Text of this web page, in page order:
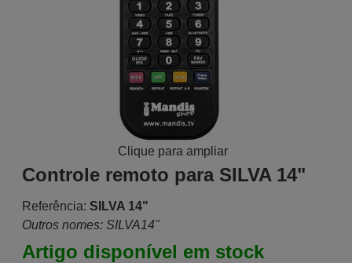
Clique para ampliar
Controle remoto para SILVA 14"
Referência: SILVA 14"
Outros nomes: SILVA14"
Artigo disponível em stock